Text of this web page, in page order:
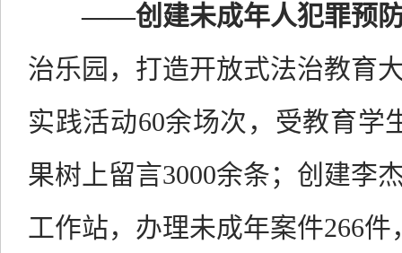
——创建未成年人犯罪预
治乐园，打造开放式法治教育
实践活动60余场次，受教育学
果树上留言3000余条；创建李
工作站，办理未成年案件266件